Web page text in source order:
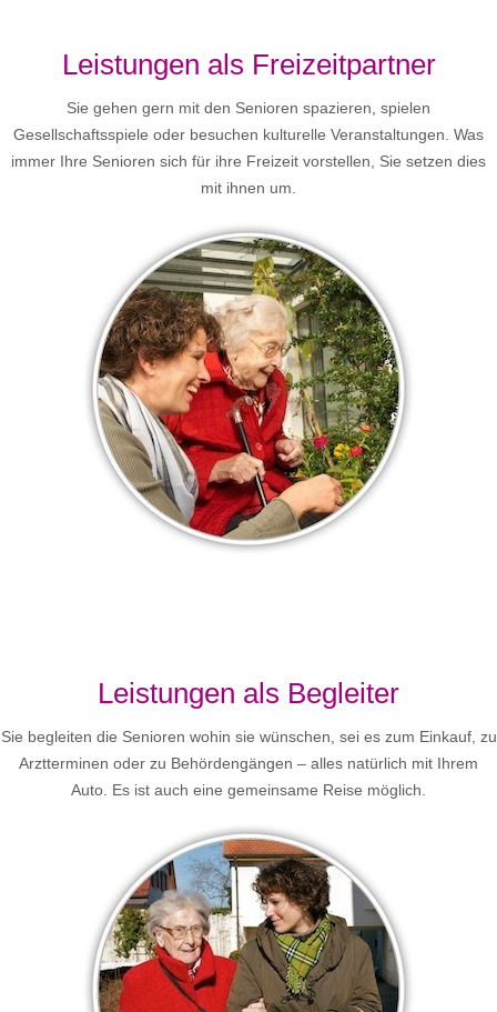
Leistungen als Freizeitpartner
Sie gehen gern mit den Senioren spazieren, spielen
Gesellschaftsspiele oder besuchen kulturelle Veranstaltungen. Was
immer Ihre Senioren sich für ihre Freizeit vorstellen, Sie setzen dies
mit ihnen um.
Leistungen als Begleiter
Sie begleiten die Senioren wohin sie wünschen, sei es zum Einkauf, zu
Arztterminen oder zu Behördengängen – alles natürlich mit Ihrem
Auto. Es ist auch eine gemeinsame Reise möglich.